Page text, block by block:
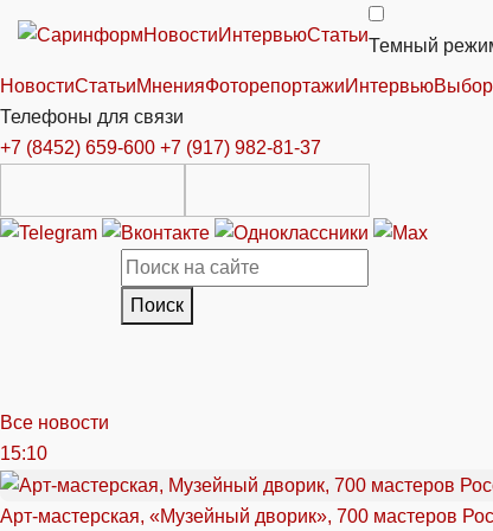
НовостиИнтервьюСтатьи
Темный
НовостиСтатьиМненияФоторепортажиИнтервью
Телефоны для связи
+7 (8452) 659-600 +7 (917) 982-81-37
Поиск
Все новости
15:10
Арт-мастерская, «Музейный дворик», 700 мастеров